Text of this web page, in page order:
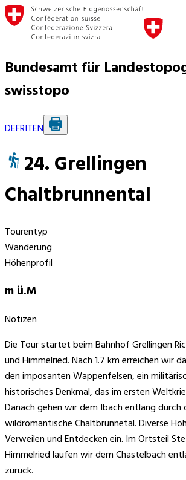
Bundesamt für
swisstopo
DEFRITEN
24. Grellingen
Chaltbrunnental
Tourentyp
Wanderung
Höhenprofil
m ü.M
Notizen
Die Tour startet beim Bahnhof Grellingen
und Himmelried. Nach 1.7 km erreichen wir
den imposanten Wappenfelsen, ein
historisches Denkmal, das im ersten
Danach gehen wir dem Ibach entlang durch
wildromantische Chaltbrunnetal. Diverse
Verweilen und Entdecken ein. Im Ortsteil
Himmelried laufen wir dem Chastelbach
zurück.